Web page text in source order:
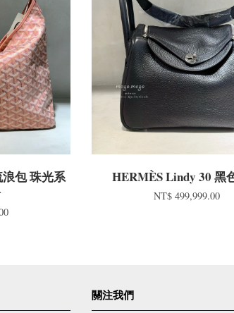
包 珠光系
HERMÈS Lindy 30 黑
NT$ 499,999.00
關注我們